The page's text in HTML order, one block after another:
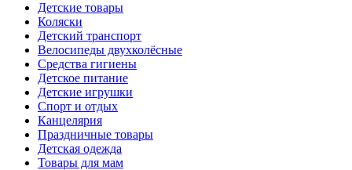
Детские товары
Коляски
Детский транспорт
Велосипеды двухколёсные
Средства гигиены
Детское питание
Детские игрушки
Спорт и отдых
Канцелярия
Праздничные товары
Детская одежда
Товары для мам